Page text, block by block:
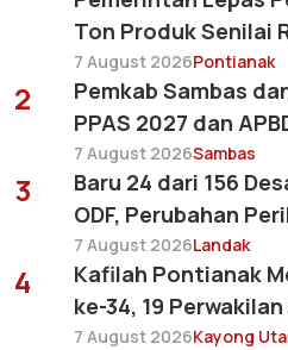
Ton Produk Senilai
7 August 2026Pontianak
2
Pemkab Sambas
PPAS 2027 dan
7 August 2026Sambas
3
Baru 24 dari 156
ODF, Perubahan
7 August 2026Landak
4
Kafilah Pontianak
ke-34, 19
7 August 2026Kayong